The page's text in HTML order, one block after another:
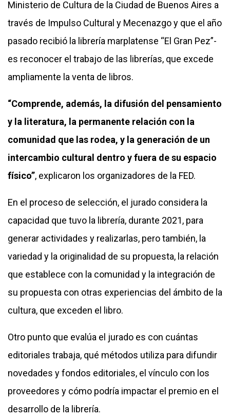
Ministerio de Cultura de la Ciudad de Buenos Aires a
través de Impulso Cultural y Mecenazgo y que el año
pasado recibió la librería marplatense “El Gran Pez”-
es reconocer el trabajo de las librerías, que excede
ampliamente la venta de libros.
“Comprende, además, la difusión del pensamiento
y la literatura, la permanente relación con la
comunidad que las rodea, y la generación de un
intercambio cultural dentro y fuera de su espacio
físico”, explicaron los organizadores de la FED.
En el proceso de selección, el jurado considera la
capacidad que tuvo la librería, durante 2021, para
generar actividades y realizarlas, pero también, la
variedad y la originalidad de su propuesta, la relación
que establece con la comunidad y la integración de
su propuesta con otras experiencias del ámbito de la
cultura, que exceden el libro.
Otro punto que evalúa el jurado es con cuántas
editoriales trabaja, qué métodos utiliza para difundir
novedades y fondos editoriales, el vínculo con los
proveedores y cómo podría impactar el premio en el
desarrollo de la librería.